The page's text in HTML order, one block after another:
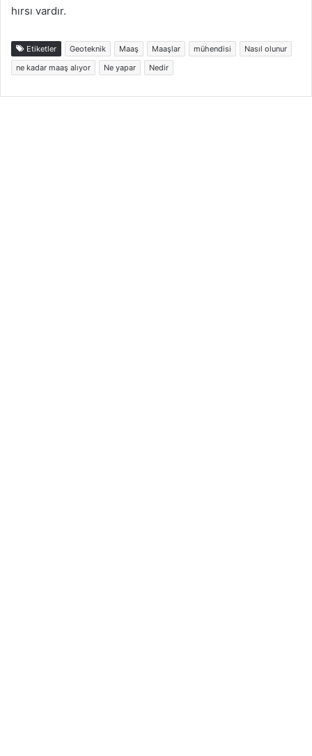
hırsı vardır.
Etiketler Geoteknik Maaş Maaşlar mühendisi
Nasıl olunur
ne kadar maaş alıyor
Ne yapar Nedir